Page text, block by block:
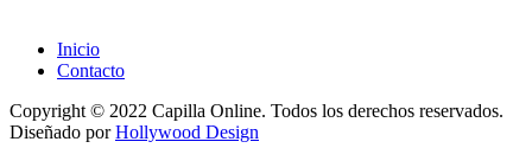
Inicio
Contacto
Copyright © 2022 Capilla Online. Todos los derechos reservados.
Diseñado porHollywood Design